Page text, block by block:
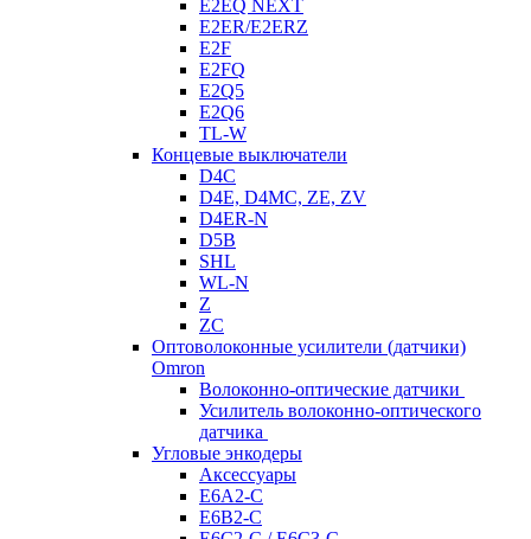
E2EQ NEXT
E2ER/E2ERZ
E2F
E2FQ
E2Q5
E2Q6
TL-W
Концевые выключатели
D4C
D4E, D4MC, ZE, ZV
D4ER-N
D5B
SHL
WL-N
Z
ZC
Оптоволоконные усилители (датчики)
Omron
Волоконно-оптические датчики
Усилитель волоконно-оптического
датчика
Угловые энкодеры
Аксессуары
E6A2-C
E6B2-C